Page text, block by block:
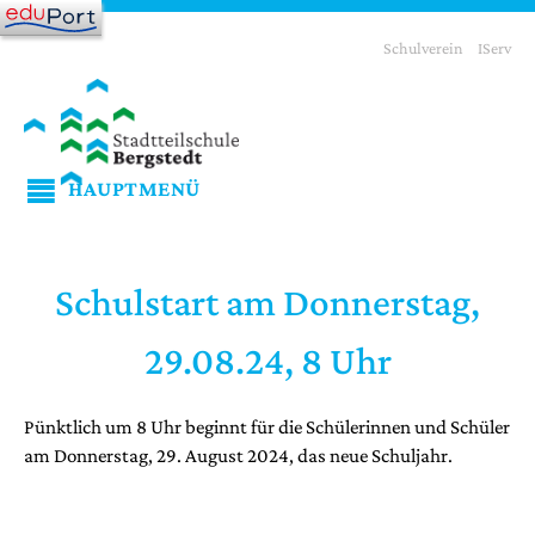
Schulverein IServ
HAUPTMENÜ
Schulstart am Donnerstag,
29.08.24, 8 Uhr
Pünktlich um 8 Uhr beginnt für die Schülerinnen und Schüler
am Donnerstag, 29. August 2024, das neue Schuljahr.